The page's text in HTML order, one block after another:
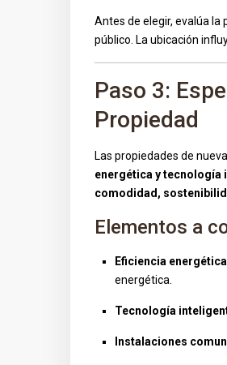
Antes de elegir, evalúa la
público. La ubicación
Paso 3:
Propiedad
Las propiedades de
energética y tecnología
comodidad,
Elementos a
Eficiencia energética
energética.
Tecnología
Instalaciones